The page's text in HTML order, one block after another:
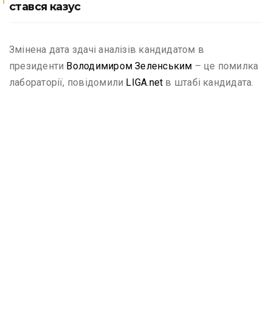
стався казус
Змінена дата здачі аналізів кандидатом в
президенти Володимиром Зеленським – це помилка
лабораторії, повідомили LIGA.net в штабі кандидата.